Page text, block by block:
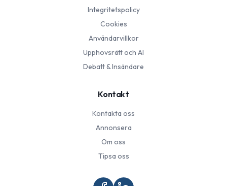
Integritetspolicy
Cookies
Användarvillkor
Upphovsrätt och AI
Debatt & Insändare
Kontakt
Kontakta oss
Annonsera
Om oss
Tipsa oss